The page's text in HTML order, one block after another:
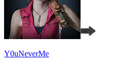
Y0uNeverMe